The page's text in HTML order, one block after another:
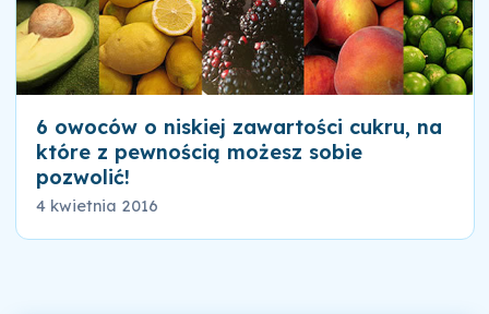
6 owoców o niskiej zawartości cukru, na
które z pewnością możesz sobie
pozwolić!
4 kwietnia 2016